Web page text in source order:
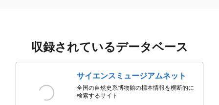
収録されているデータベース
サイエンスミュージアムネット
全国の自然史系博物館の標本情報を横断的に
検索するサイト